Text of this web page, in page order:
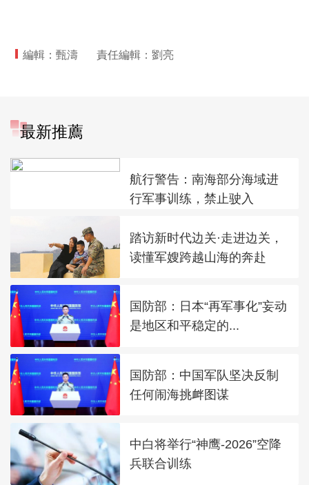
編輯：甄濤 責任編輯：劉亮
最新推薦
航行警告：南海部分海域进
行军事训练，禁止驶入
踏访新时代边关·走进边关，
读懂军嫂跨越山海的奔赴
国防部：日本“再军事化”妄动
是地区和平稳定的...
国防部：中国军队坚决反制
任何闹海挑衅图谋
中白将举行“神鹰-2026”空降
兵联合训练